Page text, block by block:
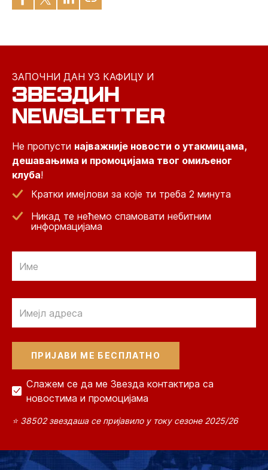
ЗАПОЧНИ ДАН УЗ КАФИЦУ И
ЗВЕЗДИН
NEWSLETTER
Не пропусти најважније новости о утакмицама,
дешавањима и промоцијама твог омиљеног
клуба!
Кратки имејлови за које ти треба 2 минута
Никад те нећемо спамовати небитним
информацијама
Слажем се да ме Звезда контактира са
новостима и промоцијама
⭐ 38502 звездаша се пријавило у току сезоне 2025/26